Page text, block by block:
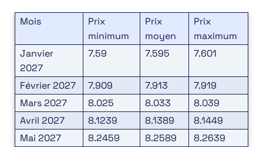
Mois
Prix
minimum
Prix
moyen
Prix
maximum
Janvier
2027
7.59 7.595 7.601
Février 2027 7.909 7.913
7.919
Mars 2027
8.025 8.033
8.039
Avril 2027
8.1239 8.1389
8.1449
Mai 2027
8.2459 8.2589
8.2639